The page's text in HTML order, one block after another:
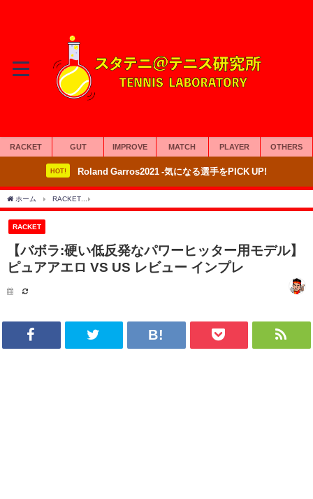
RACKET GUT IMPROVE MATCH PLAYER OTHERS
HOT! Roland Garros2021 -気になる選手をPICK UP!
ホーム RACKET
RACKET
【バボラ:硬い低反発なパワーヒッター用モデル】
ピュアアエロ VS US レビュー インプレ